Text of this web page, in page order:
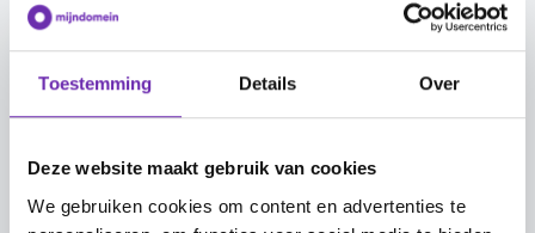
Toestemming Details Over
Deze website maakt gebruik van cookies
We gebruiken cookies om content en advertenties te
voor dit e-mailadres. Dit is het
het aanmaken van het e-mailadres.